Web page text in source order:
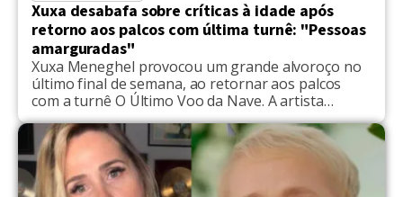
Xuxa desabafa sobre críticas à idade após
retorno aos palcos com última turnê: "Pessoas
amarguradas"
Xuxa Meneghel provocou um grande alvoroço no
último final de semana, ao retornar aos palcos
com a turnê O Último Voo da Nave. A artista
revelou que buscou inspiração em uma das
maiores estrelas da música pop mundial:
Madonna. Em entrevista ao jornal Folha de S.Paulo,
a apresentadora contou que se espelhou na
Rainha do […]